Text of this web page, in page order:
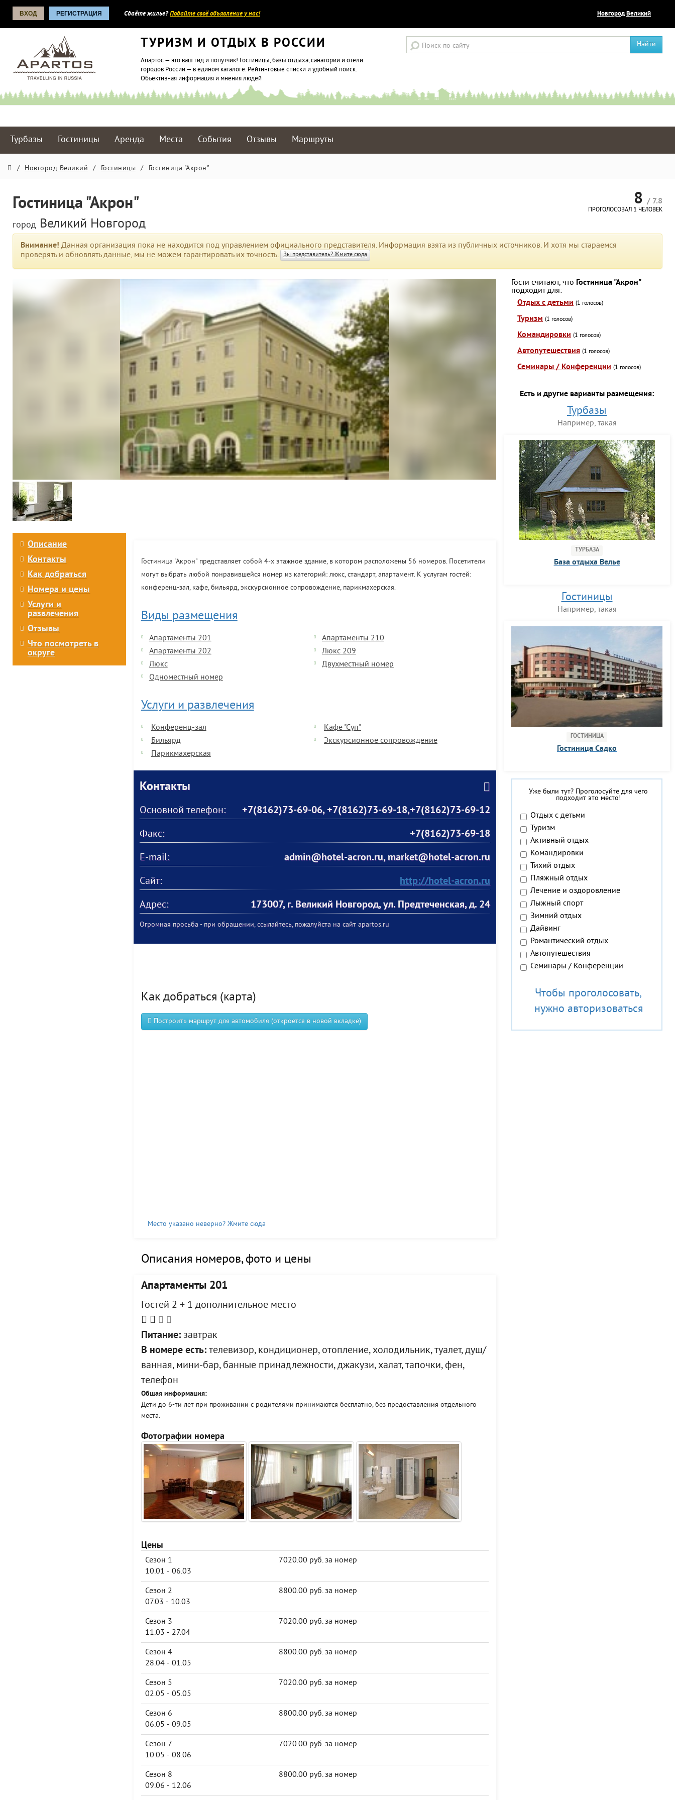
ВХОД РЕГИСТРАЦИЯ Сдаёте жилье?Подайте своё объявление у нас! Новгород Великий
ТУРИЗМ И ОТДЫХ В РОССИИ
Апартос — это ваш гид и попутчик! Гостиницы, базы отдыха, санатории и отели
городов России — в едином каталоге. Рейтинговые списки и удобный поиск.
Объективная информация и мнения людей
Найти
Турбазы Гостиницы Аренда Места События Отзывы Маршруты
/ Новгород Великий / Гостиницы / Гостиница "Акрон"
Гостиница "Акрон"
город Великий Новгород
8 / 7.8
ПРОГОЛОСОВАЛ 1 ЧЕЛОВЕК
Внимание! Данная организация пока не находится под управлением официального представителя. Информация взята из публичных источников. И хотя мы стараемся
проверять и обновлять данные, мы не можем гарантировать их точность. Вы представитель? Жмите сюда
Описание
Контакты
Как добраться
Номера и цены
Услуги и
развлечения
Отзывы
Что посмотреть в
округе
Гостиница "Акрон" представляет собой 4-х этажное здание, в котором расположены 56 номеров. Посетители
могут выбрать любой понравившейся номер из категорий: люкс, стандарт, апартамент. К услугам гостей:
конференц-зал, кафе, бильярд, экскурсионное сопровождение, парикмахерская.
Виды размещения
Апартаменты 201
Апартаменты 210
Апартаменты 202
Люкс 209
Люкс
Двухместный номер
Одноместный номер
Услуги и развлечения
Конференц-зал
Кафе "Суп"
Бильярд
Экскурсионное сопровождение
Парикмахерская
Контакты
Основной телефон: +7(8162)73-69-06,+7(8162)73-69-18,+7(8162)73-69-12
Факс:
+7(8162)73-69-18
E-mail:
admin@hotel-acron.ru, market@hotel-acron.ru
Сайт:
http://hotel-acron.ru
Адрес:
173007, г. Великий Новгород, ул. Предтеченская, д. 24
Огромная просьба - при обращении, ссылайтесь, пожалуйста на сайт apartos.ru
Как добраться (карта)
Построить маршрут для автомобиля (откроется в новой вкладке)
Место указано неверно? Жмите сюда
Описания номеров, фото и цены
Апартаменты 201
Гостей 2 + 1 дополнительное место
Питание:завтрак
В номере есть:телевизор, кондиционер, отопление, холодильник, туалет, душ/
ванная, мини-бар, банные принадлежности, джакузи, халат, тапочки, фен,
телефон
Общая информация:
Дети до 6-ти лет при проживании с родителями принимаются бесплатно, без предоставления отдельного
места.
Фотографии номера
Цены
Сезон 1
10.01 - 06.03
7020.00 руб. за номер
Сезон 2
07.03 - 10.03
8800.00 руб. за номер
Сезон 3
11.03 - 27.04
7020.00 руб. за номер
Сезон 4
28.04 - 01.05
8800.00 руб. за номер
Сезон 5
02.05 - 05.05
7020.00 руб. за номер
Сезон 6
06.05 - 09.05
8800.00 руб. за номер
Сезон 7
10.05 - 08.06
7020.00 руб. за номер
Сезон 8
09.06 - 12.06
8800.00 руб. за номер
Гости считают, что Гостиница "Акрон"
подходит для:
Отдых с детьми (1 голосов)
Туризм (1 голосов)
Командировки (1 голосов)
Автопутешествия (1 голосов)
Семинары / Конференции (1 голосов)
Есть и другие варианты размещения:
Турбазы
Например, такая
ТУРБАЗА
База отдыха Велье
Гостиницы
Например, такая
ГОСТИНИЦА
Гостиница Садко
Уже были тут? Проголосуйте для чего
подходит это место!
Отдых с детьми
Туризм
Активный отдых
Командировки
Тихий отдых
Пляжный отдых
Лечение и оздоровление
Лыжный спорт
Зимний отдых
Дайвинг
Романтический отдых
Автопутешествия
Семинары / Конференции
Чтобы проголосовать,
нужно авторизоваться